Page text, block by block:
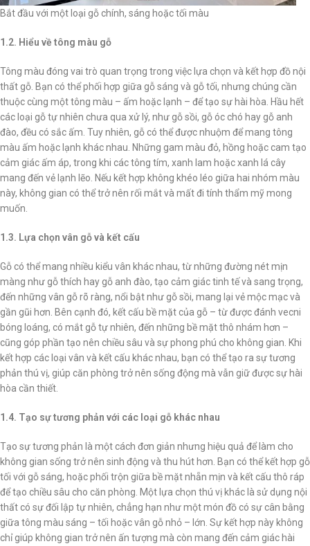
Bắt đầu với một loại gỗ chính, sáng hoặc tối màu
1.2. Hiểu về tông màu gỗ
Tông màu đóng vai trò quan trọng trong việc lựa chọn và kết hợp đồ nội
thất gỗ. Bạn có thể phối hợp giữa gỗ sáng và gỗ tối, nhưng chúng cần
thuộc cùng một tông màu – ấm hoặc lạnh – để tạo sự hài hòa. Hầu hết
các loại gỗ tự nhiên chưa qua xử lý, như gỗ sồi, gỗ óc chó hay gỗ anh
đào, đều có sắc ấm. Tuy nhiên, gỗ có thể được nhuộm để mang tông
màu ấm hoặc lạnh khác nhau. Những gam màu đỏ, hồng hoặc cam tạo
cảm giác ấm áp, trong khi các tông tím, xanh lam hoặc xanh lá cây
mang đến vẻ lạnh lẽo. Nếu kết hợp không khéo léo giữa hai nhóm màu
này, không gian có thể trở nên rối mắt và mất đi tính thẩm mỹ mong
muốn.
1.3. Lựa chọn vân gỗ và kết cấu
Gỗ có thể mang nhiều kiểu vân khác nhau, từ những đường nét mịn
màng như gỗ thích hay gỗ anh đào, tạo cảm giác tinh tế và sang trọng,
đến những vân gỗ rõ ràng, nổi bật như gỗ sồi, mang lại vẻ mộc mạc và
gần gũi hơn. Bên cạnh đó, kết cấu bề mặt của gỗ – từ được đánh vecni
bóng loáng, có mắt gỗ tự nhiên, đến những bề mặt thô nhám hơn –
cũng góp phần tạo nên chiều sâu và sự phong phú cho không gian. Khi
kết hợp các loại vân và kết cấu khác nhau, bạn có thể tạo ra sự tương
phản thú vị, giúp căn phòng trở nên sống động mà vẫn giữ được sự hài
hòa cần thiết.
1.4. Tạo sự tương phản với các loại gỗ khác nhau
Tạo sự tương phản là một cách đơn giản nhưng hiệu quả để làm cho
không gian sống trở nên sinh động và thu hút hơn. Bạn có thể kết hợp gỗ
tối với gỗ sáng, hoặc phối trộn giữa bề mặt nhẵn mịn và kết cấu thô ráp
để tạo chiều sâu cho căn phòng. Một lựa chọn thú vị khác là sử dụng nội
thất có sự đối lập tự nhiên, chẳng hạn như một món đồ có sự cân bằng
giữa tông màu sáng – tối hoặc vân gỗ nhỏ – lớn. Sự kết hợp này không
chỉ giúp không gian trở nên ấn tượng mà còn mang đến cảm giác hài